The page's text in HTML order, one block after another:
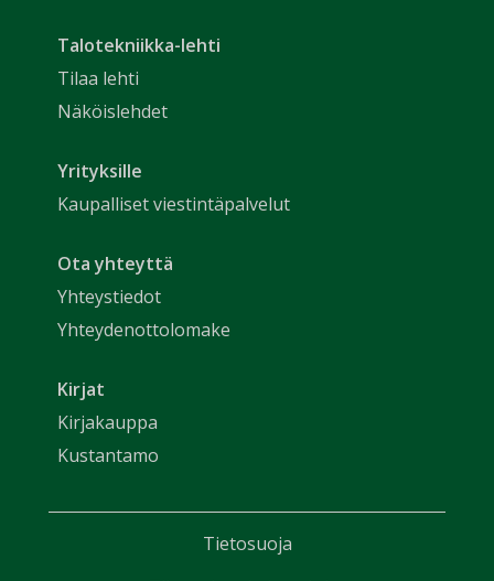
Talotekniikka-lehti
Tilaa lehti
Näköislehdet
Yrityksille
Kaupalliset viestintäpalvelut
Ota yhteyttä
Yhteystiedot
Yhteydenottolomake
Kirjat
Kirjakauppa
Kustantamo
Tietosuoja